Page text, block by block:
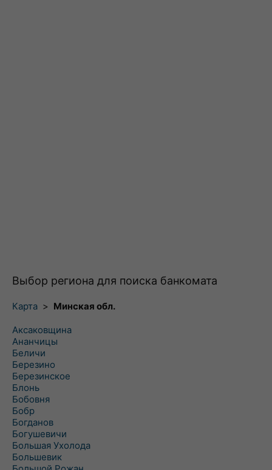
Выбор региона для поиска банкомата
Карта > Минская обл.
Аксаковщина
Ананчицы
Беличи
Березино
Березинское
Блонь
Бобовня
Бобр
Богданов
Богушевичи
Большая Ухолода
Большевик